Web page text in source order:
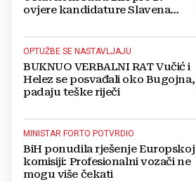
ovjere kandidature Slavena
OPTUŽBE SE NASTAVLJAJU
BUKNUO VERBALNI RAT Vučić i
Helez se posvađali oko Bugojna,
padaju teške riječi
MINISTAR FORTO POTVRDIO
BiH ponudila rješenje Europskoj
komisiji: Profesionalni vozači ne
mogu više čekati